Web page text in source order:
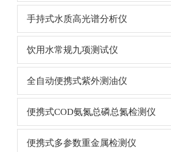
手持式水质高光谱分析仪
饮用水常规九项测试仪
全自动便携式紫外测油仪
便携式COD氨氮总磷总氮检测仪
便携式多参数重金属检测仪